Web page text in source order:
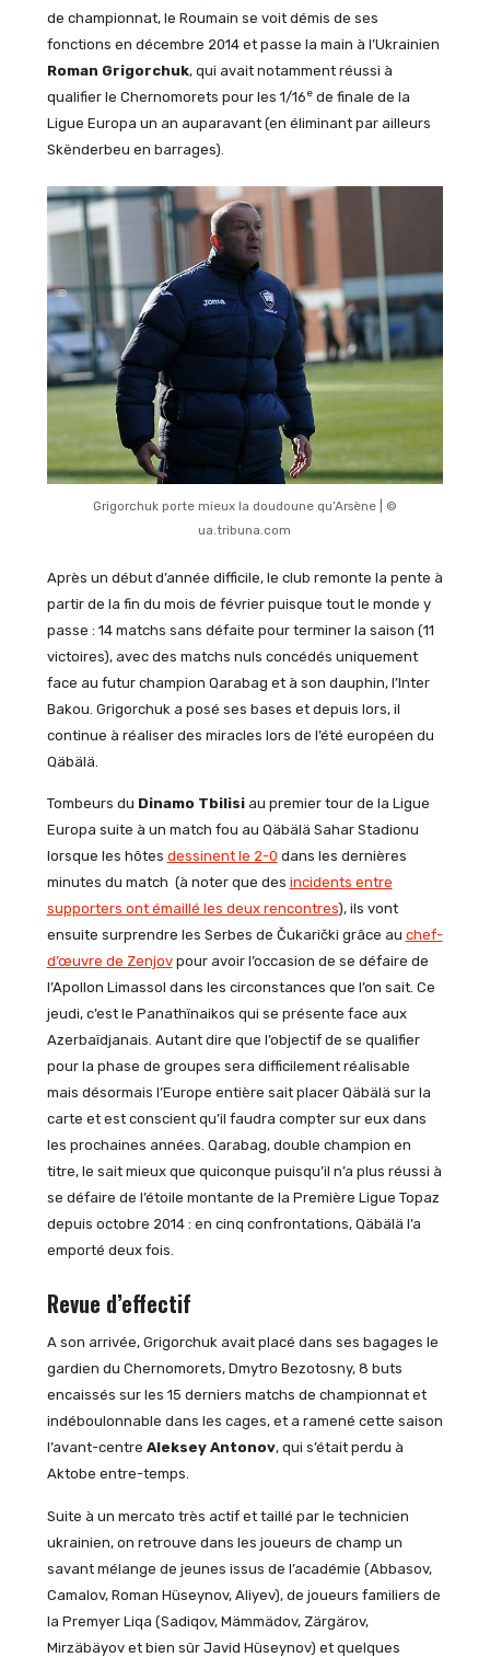
de championnat, le Roumain se voit démis de ses
fonctions en décembre 2014 et passe la main à l’Ukrainien
Roman Grigorchuk, qui avait notamment réussi à
qualifier le Chernomorets pour les 1/16ede finale de la
Ligue Europa un an auparavant (en éliminant par ailleurs
Skënderbeu en barrages).
Grigorchuk porte mieux la doudoune qu’Arsène | ©
ua.tribuna.com
Après un début d’année difficile, le club remonte la pente à
partir de la fin du mois de février puisque tout le monde y
passe : 14 matchs sans défaite pour terminer la saison (11
victoires), avec des matchs nuls concédés uniquement
face au futur champion Qarabag et à son dauphin, l’Inter
Bakou. Grigorchuk a posé ses bases et depuis lors, il
continue à réaliser des miracles lors de l’été européen du
Qäbälä.
Tombeurs du Dinamo Tbilisiau premier tour de la Ligue
Europa suite à un match fou au Qäbälä Sahar Stadionu
lorsque les hôtes dessinent le 2-0 dans les dernières
minutes du match (à noter que des incidents entre
supporters ont émaillé les deux rencontres), ils vont
ensuite surprendre les Serbes de Čukarički grâce au chef-
d’œuvre de Zenjovpour avoir l’occasion de se défaire de
l’Apollon Limassol dans les circonstances que l’on sait. Ce
jeudi, c’est le Panathïnaikos qui se présente face aux
Azerbaïdjanais. Autant dire que l’objectif de se qualifier
pour la phase de groupes sera difficilement réalisable
mais désormais l’Europe entière sait placer Qäbälä sur la
carte et est conscient qu’il faudra compter sur eux dans
les prochaines années. Qarabag, double champion en
titre, le sait mieux que quiconque puisqu’il n’a plus réussi à
se défaire de l’étoile montante de la Première Ligue Topaz
depuis octobre 2014 : en cinq confrontations, Qäbälä l’a
emporté deux fois.
Revue d’effectif
A son arrivée, Grigorchuk avait placé dans ses bagages le
gardien du Chernomorets, Dmytro Bezotosny, 8 buts
encaissés sur les 15 derniers matchs de championnat et
indéboulonnable dans les cages, et a ramené cette saison
l’avant-centre Aleksey Antonov, qui s’était perdu à
Aktobe entre-temps.
Suite à un mercato très actif et taillé par le technicien
ukrainien, on retrouve dans les joueurs de champ un
savant mélange de jeunes issus de l’académie (Abbasov,
Camalov, Roman Hüseynov, Aliyev), de joueurs familiers de
la Premyer Liqa (Sadiqov, Mämmädov, Zärgärov,
Mirzäbäyov et bien sûr Javid Hüseynov) et quelques